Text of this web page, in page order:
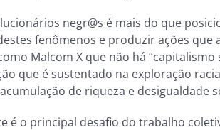
negr@s é mais do que
fenômenos e produzir ações
Malcom X que não há
que é sustentado na exploração
de riqueza e desigualdade
é o principal desafio do trabalho